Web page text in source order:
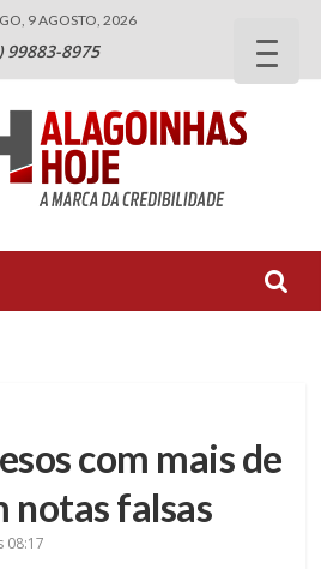
9 AGOSTO, 2026
99883-8975
com mais de
notas falsas
08:17